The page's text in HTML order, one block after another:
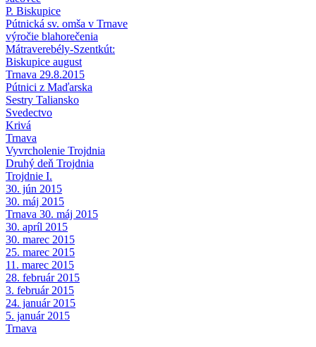
P. Biskupice
Pútnická sv. omša v Trnave
výročie blahorečenia
Mátraverebély-Szentkút:
Biskupice august
Trnava 29.8.2015
Pútnici z Maďarska
Sestry Taliansko
Svedectvo
Krivá
Trnava
Vyvrcholenie Trojdnia
Druhý deň Trojdnia
Trojdnie I.
30. jún 2015
30. máj 2015
Trnava 30. máj 2015
30. apríl 2015
30. marec 2015
25. marec 2015
11. marec 2015
28. február 2015
3. február 2015
24. január 2015
5. január 2015
Trnava